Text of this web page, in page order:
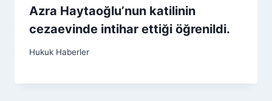
Azra Haytaoğlu’nun katilinin
cezaevinde intihar ettiği öğrenildi.
Hukuk Haberler